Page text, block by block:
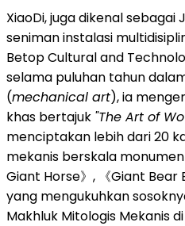
XiaoDi, juga dikenal sebagai
seniman instalasi
Betop Cultural and
selama puluhan tahun
(mechanical art), ia
khas bertajuk "The Art of
menciptakan lebih dari 20
mekanis berskala
Giant Horse》, 《Giant Bear
yang mengukuhkan
Makhluk Mitologis Mekanis